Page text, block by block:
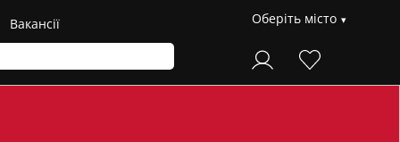
Вакансії Оберіть місто